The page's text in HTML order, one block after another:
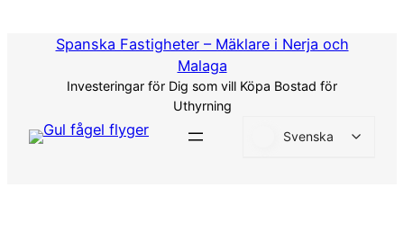
Spanska Fastigheter – Mäklare i Nerja och
Malaga
Investeringar för Dig som vill Köpa Bostad för
Uthyrning
Svenska